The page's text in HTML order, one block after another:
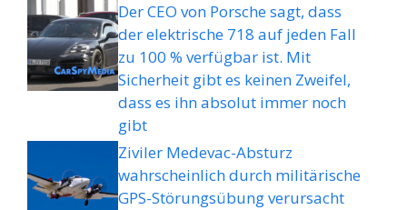
Der CEO von Porsche sagt, dass
der elektrische 718 auf jeden Fall
zu 100 % verfügbar ist. Mit
Sicherheit gibt es keinen Zweifel,
dass es ihn absolut immer noch
gibt
Ziviler Medevac-Absturz
wahrscheinlich durch militärische
GPS-Störungsübung verursacht